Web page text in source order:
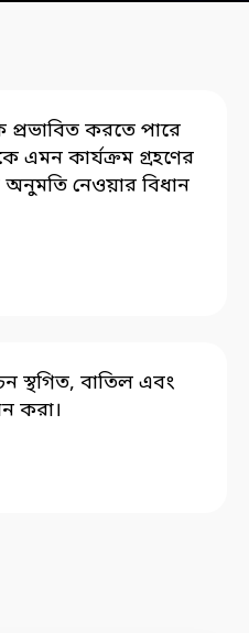
প্রভাবিত করতে পারে
এমন কার্যক্রম গ্রহণের
অনুমতি নেওয়ার বিধান
স্থগিত, বাতিল এবং
করা।